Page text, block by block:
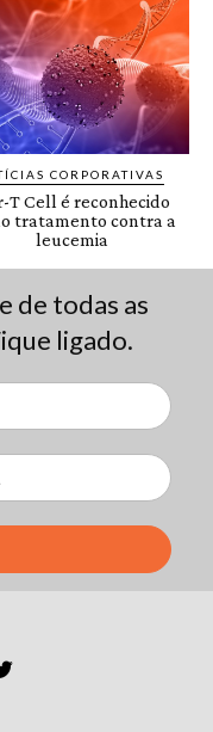
de todas as
ligado.